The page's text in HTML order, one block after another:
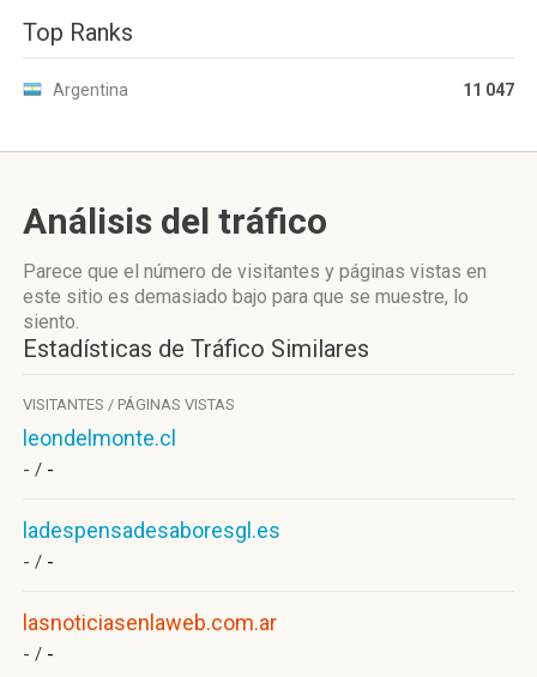
Top Ranks
Argentina 11 047
Análisis del tráfico
Parece que el número de visitantes y páginas vistas en
este sitio es demasiado bajo para que se muestre, lo
siento.
Estadísticas de Tráfico Similares
VISITANTES / PÁGINAS VISTAS
leondelmonte.cl
- / -
ladespensadesaboresgl.es
- / -
lasnoticiasenlaweb.com.ar
- / -